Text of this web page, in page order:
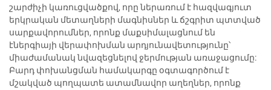
շարժիչի կառուցվածքով, որը ներառում է հազվագյուտ
երկրական մետաղների մագնիսներ և ճշգրիտ պտտված
սարքավորումներ, որոնք մաքսիմալացնում են
էներգիայի վերափոխման արդյունավետությունը՝
միաժամանակ նվազեցնելով ջերմության առաջացումը:
Բարդ փոխանցման համակարգը օգտագործում է
մշակված պողպատե ատամնավոր աղեղներ, որոնք